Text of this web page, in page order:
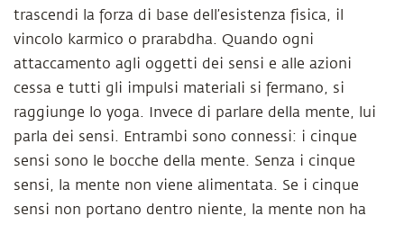
trascendi la forza di base dell’esistenza fisica, il
vincolo karmico o prarabdha. Quando ogni
attaccamento agli oggetti dei sensi e alle azioni
cessa e tutti gli impulsi materiali si fermano, si
raggiunge lo yoga. Invece di parlare della mente, lui
parla dei sensi. Entrambi sono connessi: i cinque
sensi sono le bocche della mente. Senza i cinque
sensi, la mente non viene alimentata. Se i cinque
sensi non portano dentro niente, la mente non ha